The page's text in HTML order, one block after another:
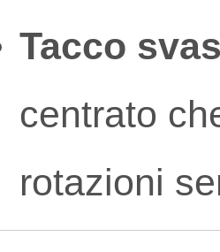
Tacco
centrato
rotazioni